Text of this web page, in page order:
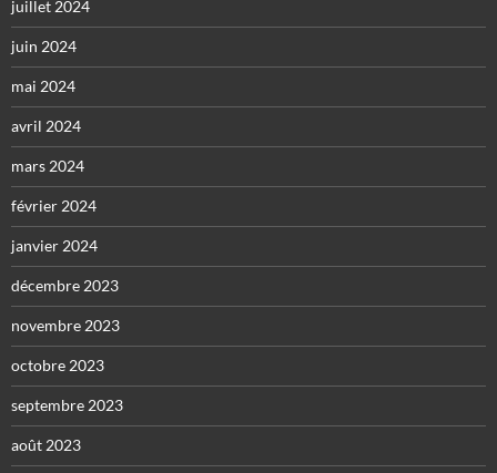
juillet 2024
juin 2024
mai 2024
avril 2024
mars 2024
février 2024
janvier 2024
décembre 2023
novembre 2023
octobre 2023
septembre 2023
août 2023